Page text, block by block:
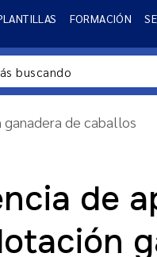
FORMACIÓN
de caballos
de